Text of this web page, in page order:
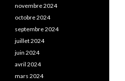
novembre 2024
octobre 2024
septembre 2024
juillet 2024
juin 2024
avril 2024
mars 2024